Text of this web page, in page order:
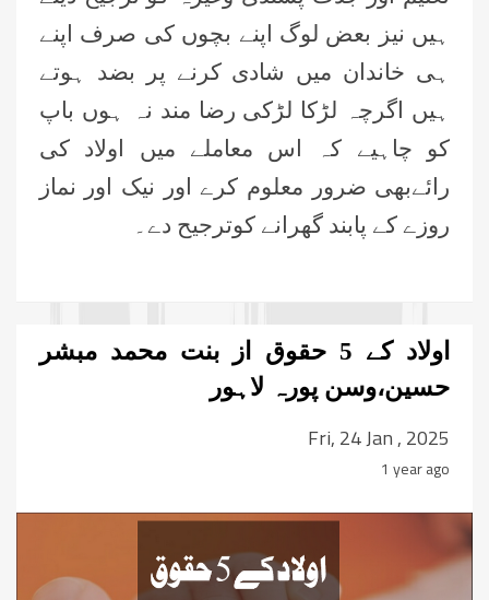
ہیں نیز بعض لوگ اپنے بچوں کی صرف اپنے
ہی خاندان میں شادی کرنے پر بضد ہوتے
ہیں اگرچہ لڑکا لڑکی رضا مند نہ ہوں باپ
کو چاہیے کہ اس معاملے میں اولاد کی
را ئےبھی ضرور معلوم کرے اور نیک اور نماز
روزے کے پابند گھرانے کوترجیح دے۔
اولاد کے 5 حقوق از بنت محمد مبشر
حسین،وسن پورہ لاہور
Fri, 24 Jan , 2025
1 year ago